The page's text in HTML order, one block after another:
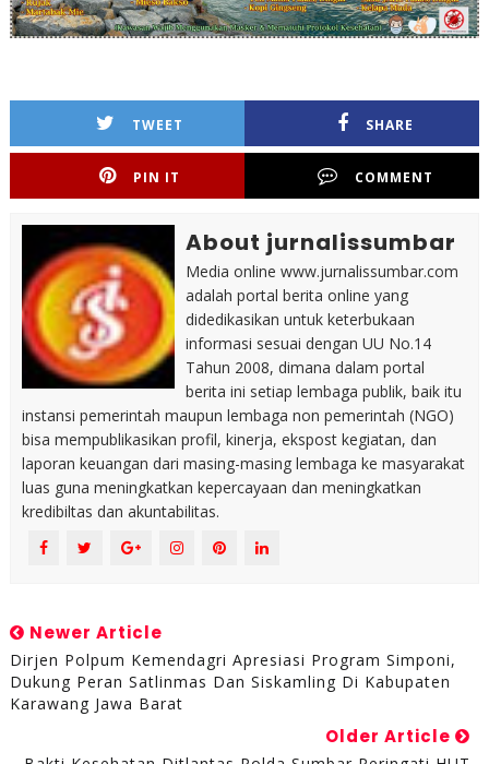
TWEET SHARE
PIN IT COMMENT
About jurnalissumbar
Media online www.jurnalissumbar.com
adalah portal berita online yang
didedikasikan untuk keterbukaan
informasi sesuai dengan UU No.14
Tahun 2008, dimana dalam portal
berita ini setiap lembaga publik, baik itu
instansi pemerintah maupun lembaga non pemerintah (NGO)
bisa mempublikasikan profil, kinerja, ekspost kegiatan, dan
laporan keuangan dari masing-masing lembaga ke masyarakat
luas guna meningkatkan kepercayaan dan meningkatkan
kredibiltas dan akuntabilitas.
Newer Article
Dirjen Polpum Kemendagri Apresiasi Program Simponi,
Dukung Peran Satlinmas Dan Siskamling Di Kabupaten
Karawang Jawa Barat
Older Article